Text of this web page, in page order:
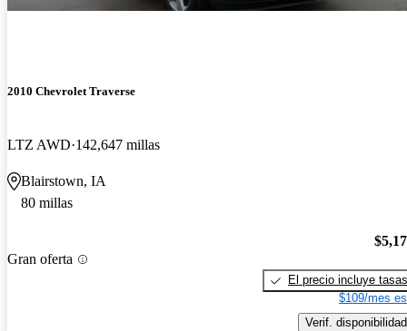
2010 Chevrolet Traverse
LTZ AWD 142,647 millas
Blairstown, IA
80 millas
Gran oferta
El precio incluye tasas
$109/mes
Verif. disponibilidad